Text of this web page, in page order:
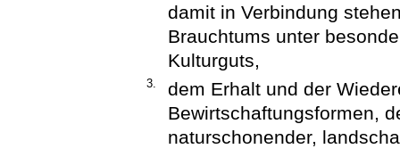
damit in Verbindung
Brauchtums unter
Kulturguts,
3.
dem Erhalt und der
Bewirtschaftungsformen,
naturschonender,